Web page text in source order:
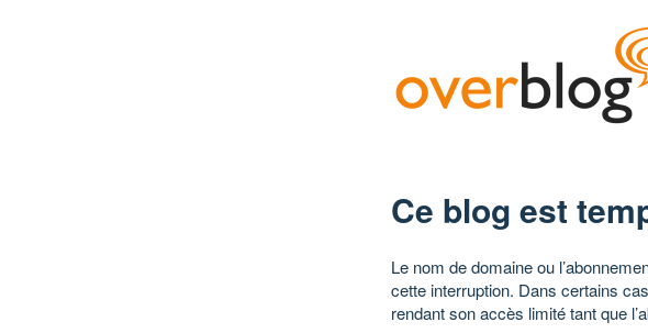
Ce blog est
Le nom de domaine ou
cette interruption. Dans certains
rendant son accès limité tant que